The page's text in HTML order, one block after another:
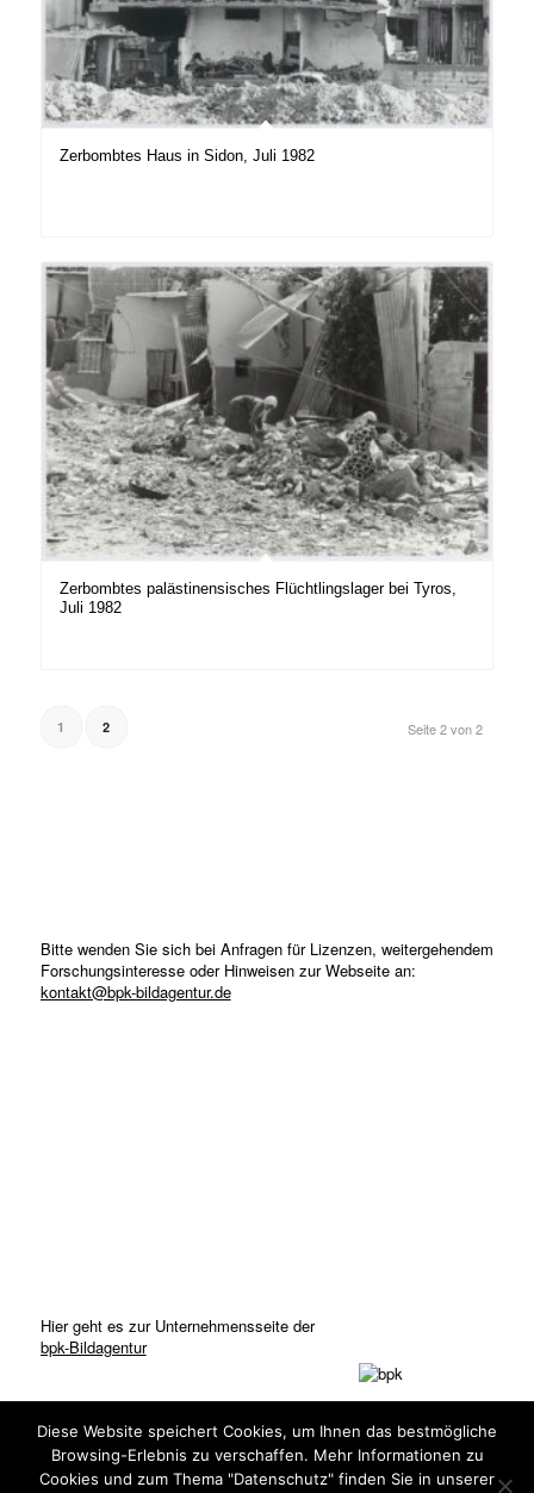
Zerbombtes Haus in Sidon, Juli 1982
Zerbombtes palästinensisches Flüchtlingslager bei Tyros,
Juli 1982
Seite 2 von 2
1 2
Bitte wenden Sie sich bei Anfragen für Lizenzen, weitergehendem
Forschungsinteresse oder Hinweisen zur Webseite an:
kontakt@bpk-bildagentur.de
Hier geht es zur Unternehmensseite der
bpk-Bildagentur
Diese Website speichert Cookies, um Ihnen das bestmögliche
Browsing-Erlebnis zu verschaffen. Mehr Informationen zu
Cookies und zum Thema "Datenschutz" finden Sie in unserer